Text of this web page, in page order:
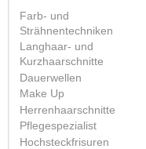
Farb- und
Strähnentechniken
Langhaar- und
Kurzhaarschnitte
Dauerwellen
Make Up
Herrenhaarschnitte
Pflegespezialist
Hochsteckfrisuren